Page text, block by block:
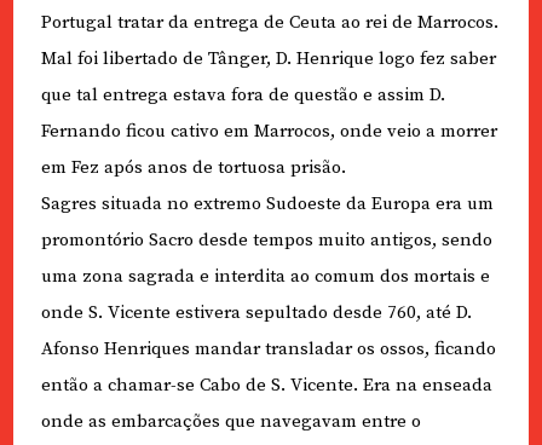
Portugal tratar da entrega de Ceuta ao rei de Marrocos.
Mal foi libertado de Tânger, D. Henrique logo fez saber
que tal entrega estava fora de questão e assim D.
Fernando ficou cativo em Marrocos, onde veio a morrer
em Fez após anos de tortuosa prisão.
Sagres situada no extremo Sudoeste da Europa era um
promontório Sacro desde tempos muito antigos, sendo
uma zona sagrada e interdita ao comum dos mortais e
onde S. Vicente estivera sepultado desde 760, até D.
Afonso Henriques mandar transladar os ossos, ficando
então a chamar-se Cabo de S. Vicente. Era na enseada
onde as embarcações que navegavam entre o